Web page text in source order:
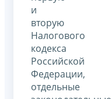
и
вторую
Налогового
кодекса
Российской
Федерации,
отдельные